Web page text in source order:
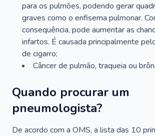
para os pulmões, podendo gerar
graves como o enfisema pulmonar.
consequência, pode aumentar as
infartos. É causada principalmente
de cigarro;
Câncer de pulmão, traqueia ou
Quando procurar um
pneumologista?
De acordo com a OMS, a lista das 10